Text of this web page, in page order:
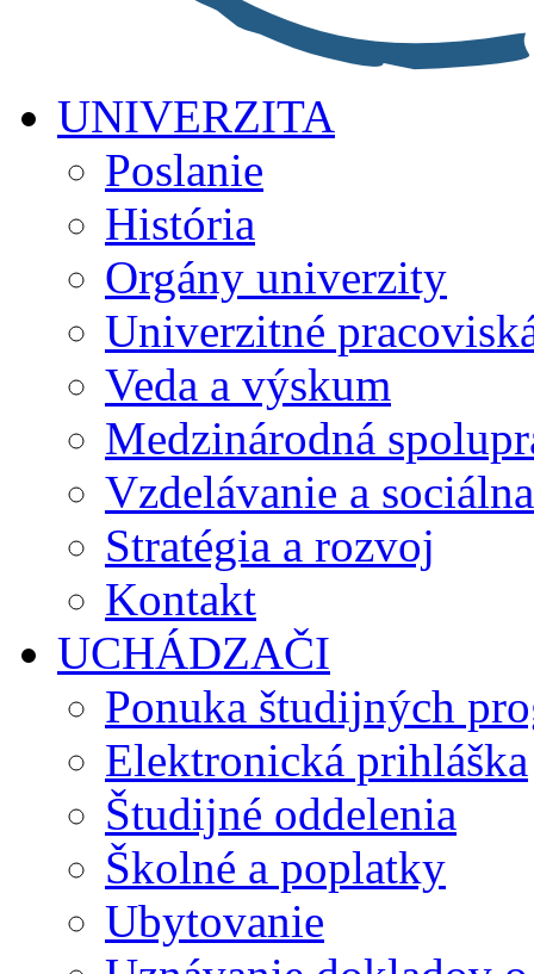
UNIVERZITA
Poslanie
História
Orgány univerzity
Univerzitné
Veda a výskum
Medzinárodná
Vzdelávanie a
Stratégia a rozvoj
Kontakt
UCHÁDZAČI
Ponuka študijných
Elektronická prihláška
Študijné oddelenia
Školné a poplatky
Ubytovanie